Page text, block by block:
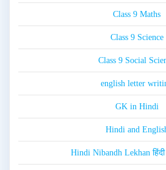
Class 9 Maths
Class 9 Science
Class 9 Social
english letter
GK in Hindi
Hindi and
Hindi Nibandh Lekhan